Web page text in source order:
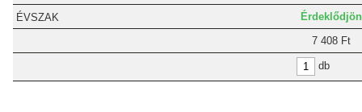
Érdeklődjön
7 408 Ft
db